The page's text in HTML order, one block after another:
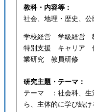
教科・内容等：
社会、地理・歴史、
学校経営 学級経営
特別支援 キャリア
業研究 教員研修
研究主題・テーマ：
テーマ ：社会科、
ら、主体的に学び続け